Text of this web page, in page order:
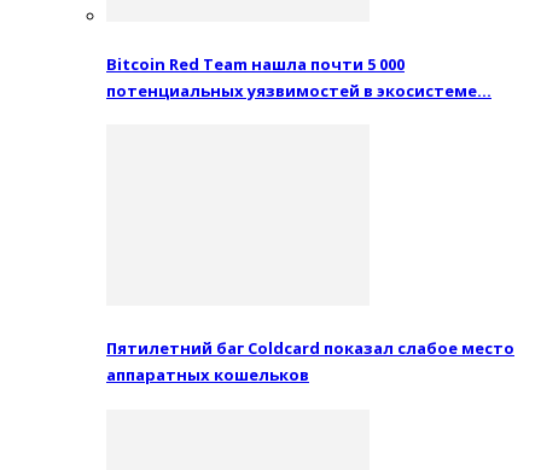
Bitcoin Red Team нашла почти 5 000
потенциальных уязвимостей в экосистеме…
Пятилетний баг Coldcard показал слабое место
аппаратных кошельков